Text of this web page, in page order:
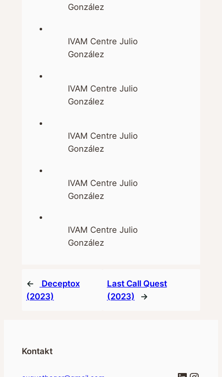
González
IVAM Centre Julio
González
IVAM Centre Julio
González
IVAM Centre Julio
González
IVAM Centre Julio
González
IVAM Centre Julio
González
←
Deceptox
(2023)
Last Call Quest
(2023)
→
Kontakt